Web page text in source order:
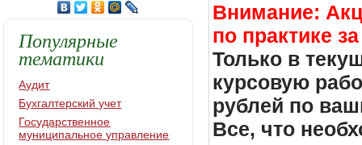
Внимание:
по практике
Только в
курсовую
рублей по
Все, что
Популярные
тематики
Аудит
Бухгалтерский учет
Государственное
муниципальное управление